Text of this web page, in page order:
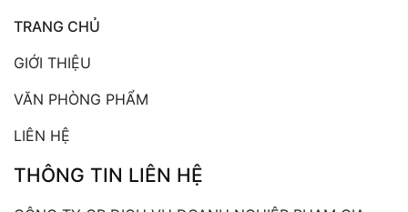
TRANG CHỦ
GIỚI THIỆU
VĂN PHÒNG PHẨM
LIÊN HỆ
THÔNG TIN LIÊN HỆ